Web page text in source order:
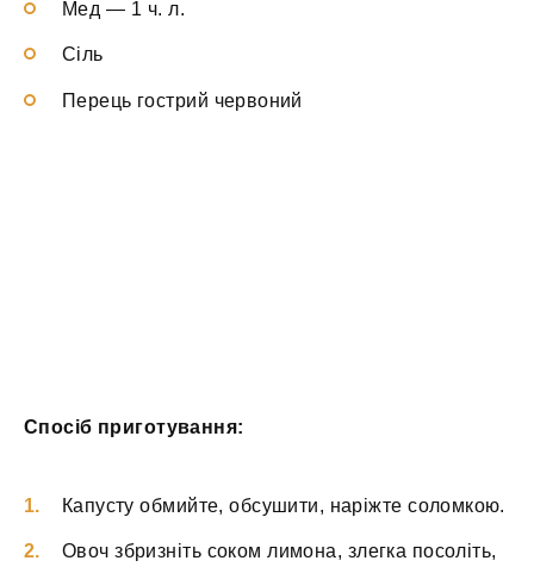
Мед — 1 ч. л.
Сіль
Перець гострий червоний
Спосіб приготування:
Капусту обмийте, обсушити, наріжте соломкою.
Овоч збризніть соком лимона, злегка посоліть,